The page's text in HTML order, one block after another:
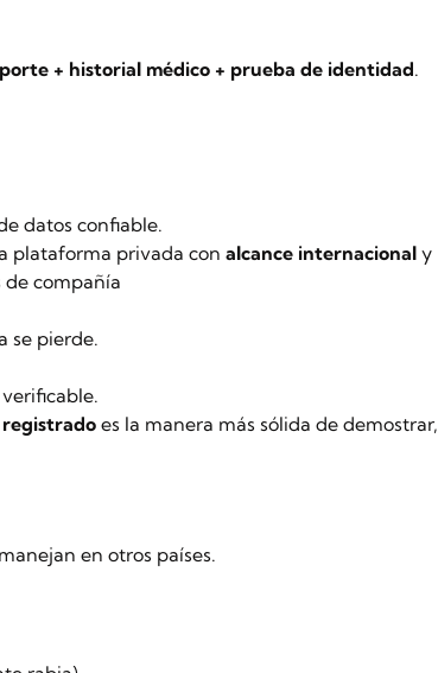
+ historial médico + prueba de identidad.
datos confiable.
plataforma privada con alcance internacional y
compañía
se pierde.
es la manera más sólida de demostrar,
en otros países.